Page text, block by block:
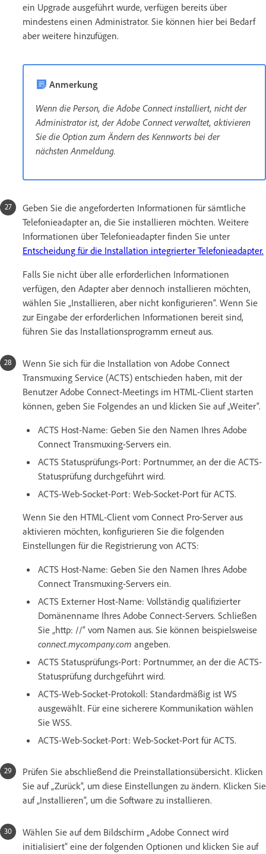
ein Upgrade ausgeführt wurde, verfügen bereits über
mindestens einen Administrator. Sie können hier bei Bedarf
aber weitere hinzufügen.
Anmerkung
Wenn die Person, die Adobe Connect installiert, nicht der
Administrator ist, der Adobe Connect verwaltet, aktivieren
Sie die Option zum Ändern des Kennworts bei der
nächsten Anmeldung.
Geben Sie die angeforderten Informationen für sämtliche
Telefonieadapter an, die Sie installieren möchten. Weitere
Informationen über Telefonieadapter finden Sie unter
Entscheidung für die Installation integrierter Telefonieadapter.
Falls Sie nicht über alle erforderlichen Informationen
verfügen, den Adapter aber dennoch installieren möchten,
wählen Sie „Installieren, aber nicht konfigurieren“. Wenn Sie
zur Eingabe der erforderlichen Informationen bereit sind,
führen Sie das Installationsprogramm erneut aus.
Wenn Sie sich für die Installation von Adobe Connect
Transmuxing Service (ACTS) entschieden haben, mit der
Benutzer Adobe Connect-Meetings im HTML-Client starten
können, geben Sie Folgendes an und klicken Sie auf „Weiter“.
ACTS Host-Name: Geben Sie den Namen Ihres Adobe
Connect Transmuxing-Servers ein.
ACTS Statusprüfungs-Port: Portnummer, an der die ACTS-
Statusprüfung durchgeführt wird.
ACTS-Web-Socket-Port: Web-Socket-Port für ACTS.
Wenn Sie den HTML-Client vom Connect Pro-Server aus
aktivieren möchten, konfigurieren Sie die folgenden
Einstellungen für die Registrierung von ACTS:
ACTS Host-Name: Geben Sie den Namen Ihres Adobe
Connect Transmuxing-Servers ein.
ACTS Externer Host-Name: Vollständig qualifizierter
Domänenname Ihres Adobe Connect-Servers. Schließen
Sie „http: //“ vom Namen aus. Sie können beispielsweise
connect.mycompany.com angeben.
ACTS Statusprüfungs-Port: Portnummer, an der die ACTS-
Statusprüfung durchgeführt wird.
ACTS-Web-Socket-Protokoll: Standardmäßig ist WS
ausgewählt. Für eine sicherere Kommunikation wählen
Sie WSS.
ACTS-Web-Socket-Port: Web-Socket-Port für ACTS.
Prüfen Sie abschließend die Preinstallationsübersicht. Klicken
Sie auf „Zurück“, um diese Einstellungen zu ändern. Klicken Sie
auf „Installieren“, um die Software zu installieren.
Wählen Sie auf dem Bildschirm „Adobe Connect wird
initialisiert“ eine der folgenden Optionen und klicken Sie auf